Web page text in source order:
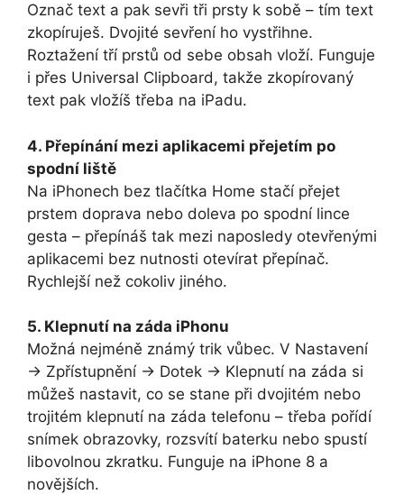
Označ text a pak sevři tři prsty k sobě – tím text
zkopíruješ. Dvojité sevření ho vystřihne.
Roztažení tří prstů od sebe obsah vloží. Funguje
i přes Universal Clipboard, takže zkopírovaný
text pak vložíš třeba na iPadu.
4. Přepínání mezi aplikacemi přejetím po
spodní liště
Na iPhonech bez tlačítka Home stačí přejet
prstem doprava nebo doleva po spodní lince
gesta – přepínáš tak mezi naposledy otevřenými
aplikacemi bez nutnosti otevírat přepínač.
Rychlejší než cokoliv jiného.
5. Klepnutí na záda iPhonu
Možná nejméně známý trik vůbec. V Nastavení
→ Zpřístupnění → Dotek → Klepnutí na záda si
můžeš nastavit, co se stane při dvojitém nebo
trojitém klepnutí na záda telefonu – třeba pořídí
snímek obrazovky, rozsvítí baterku nebo spustí
libovolnou zkratku. Funguje na iPhone 8 a
novějších.